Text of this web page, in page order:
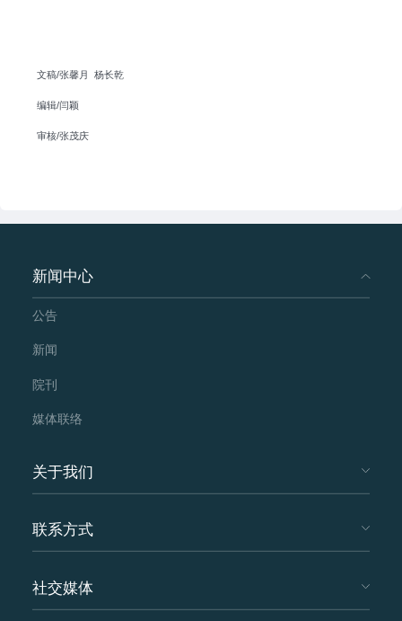
文稿/张馨月 杨长乾
编辑/闫颖
审核/张茂庆
新闻中心
公告
新闻
院刊
媒体联络
关于我们
联系方式
社交媒体